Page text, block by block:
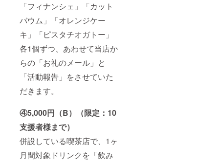
「フィナンシェ」「カット
バウム」「オレンジケー
キ」「ピスタチオガトー」
各1個ずつ、あわせて当店か
らの「お礼のメール」と
「活動報告」をさせていた
だきます。
④5,000円（B）（限定：10
支援者様まで）
併設している喫茶店で、1ヶ
月間対象ドリンクを「飲み